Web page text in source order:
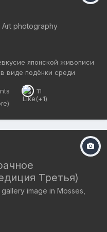
Art photography
японской живописи
виде подёнки среди
11
Третья)
image in Mosses,